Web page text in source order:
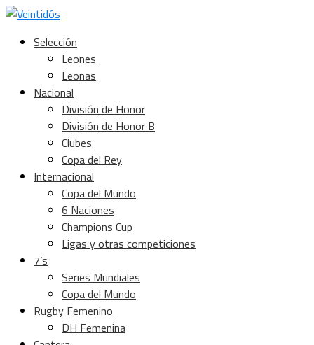
Selección
Leones
Leonas
Nacional
División de Honor
División de Honor B
Clubes
Copa del Rey
Internacional
Copa del Mundo
6 Naciones
Champions Cup
Ligas y otras competiciones
7’s
Series Mundiales
Copa del Mundo
Rugby Femenino
DH Femenina